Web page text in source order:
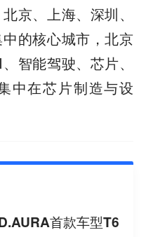
京、上海、深圳、
的核心城市，北京
智能驾驶、芯片、
中在芯片制造与设
首款车型T6